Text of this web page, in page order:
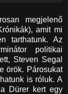
megjelenő
amit mi
tarthatunk. Az
politikai
Steven Segal
örök. Párosukat
is róluk. A
Dürer kert egy